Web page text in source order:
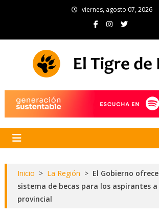
viernes, agosto 07, 2026
Inicio > La Región > El Gobierno
sistema de becas para los aspirantes a
provincial